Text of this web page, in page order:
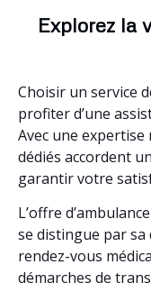
Explorez la
Choisir un service
profiter d’une
Avec une
dédiés accordent
garantir votre
L’offre
se distingue par
rendez-vous
démarches de